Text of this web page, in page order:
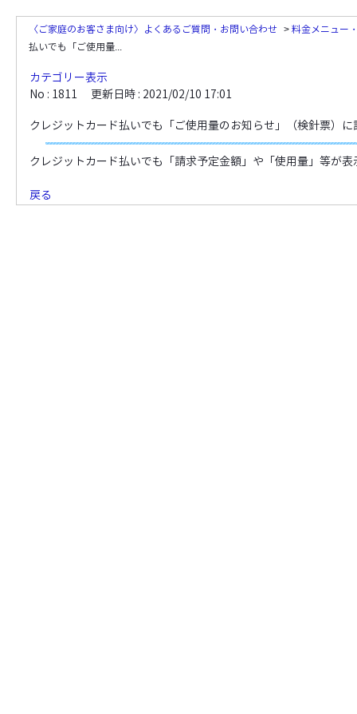
〈ご家庭のお客さま向け〉よくあるご質問・お問い合わせ >料金メニュー
払いでも「ご使用量...
カテゴリー表示
No : 1811
更新日時 : 2021/02/10 17:01
クレジットカード払いでも「ご使用量のお知らせ」（検針票）
クレジットカード払いでも「請求予定金額」や「使用量」等が
戻る